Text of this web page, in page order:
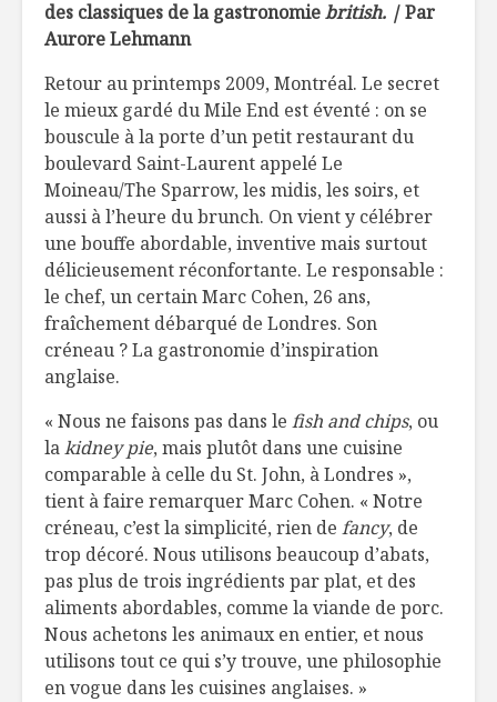
des classiques de la gastronomiebritish. |Par
Aurore Lehmann
Retour au printemps 2009, Montréal. Le secret
le mieux gardé du Mile End est éventé : on se
bouscule à la porte d’un petit restaurant du
boulevard Saint-Laurent appelé Le
Moineau/The Sparrow, les midis, les soirs, et
aussi à l’heure du brunch. On vient y célébrer
une bouffe abordable, inventive mais surtout
délicieusement réconfortante. Le responsable :
le chef, un certain Marc Cohen, 26 ans,
fraîchement débarqué de Londres. Son
créneau ? La gastronomie d’inspiration
anglaise.
« Nous ne faisons pas dans le fish and chips, ou
lakidney pie, mais plutôt dans une cuisine
comparable à celle du St. John, à Londres »,
tient à faire remarquer Marc Cohen. « Notre
créneau, c’est la simplicité, rien de fancy, de
trop décoré. Nous utilisons beaucoup d’abats,
pas plus de trois ingrédients par plat, et des
aliments abordables, comme la viande de porc.
Nous achetons les animaux en entier, et nous
utilisons tout ce qui s’y trouve, une philosophie
en vogue dans les cuisines anglaises. »
Coquille géante
farcie à l’avoine et
à la sauce tomate
Folie mixologie !
Bien manger pour
garder le cerveau
Les rôles
au